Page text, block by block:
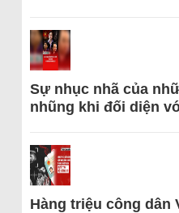
Sự nhục nhã của
nhũng khi đối diện
Hàng triệu công dân